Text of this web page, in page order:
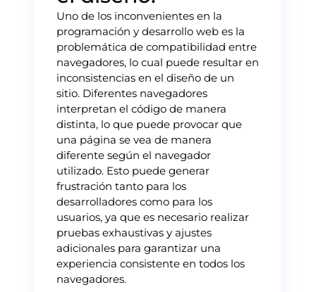
Uno de los inconvenientes en la
programación y desarrollo web es la
problemática de compatibilidad entre
navegadores, lo cual puede resultar en
inconsistencias en el diseño de un
sitio. Diferentes navegadores
interpretan el código de manera
distinta, lo que puede provocar que
una página se vea de manera
diferente según el navegador
utilizado. Esto puede generar
frustración tanto para los
desarrolladores como para los
usuarios, ya que es necesario realizar
pruebas exhaustivas y ajustes
adicionales para garantizar una
experiencia consistente en todos los
navegadores.